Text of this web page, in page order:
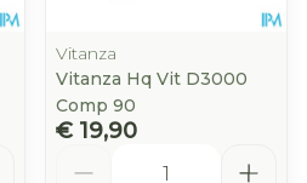
Vitanza
Vitanza Hq Vit D3000
Comp 90
€ 19,90